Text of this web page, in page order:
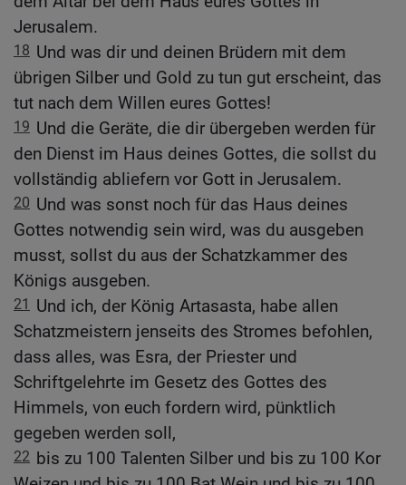
Jerusalem.
18 Und was dir und deinen Brüdern mit dem
übrigen Silber und Gold zu tun gut erscheint, das
tut nach dem Willen eures Gottes!
19 Und die Geräte, die dir übergeben werden für
den Dienst im Haus deines Gottes, die sollst du
vollständig abliefern vor Gott in Jerusalem.
20 Und was sonst noch für das Haus deines
Gottes notwendig sein wird, was du ausgeben
musst, sollst du aus der Schatzkammer des
Königs ausgeben.
21
Und ich, der König Artasasta, habe allen
Schatzmeistern jenseits des Stromes befohlen,
dass alles, was Esra, der Priester und
Schriftgelehrte im Gesetz des Gottes des
Himmels, von euch fordern wird, pünktlich
gegeben werden soll,
22 bis zu 100 Talenten Silber und bis zu 100 Kor